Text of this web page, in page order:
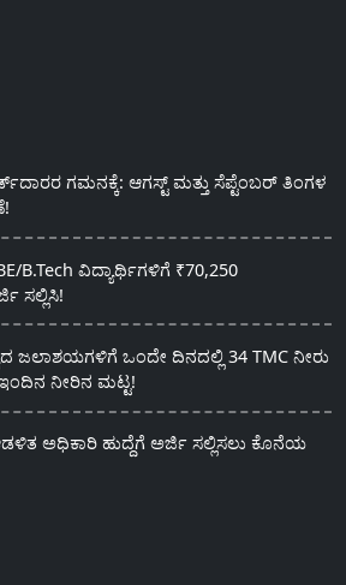
ಗಮನಕ್ಕೆ: ಆಗಸ್ಟ್ ಮತ್ತು ಸೆಪ್ಟೆಂಬರ್ ತಿಂಗಳ
B.Tech ವಿದ್ಯಾರ್ಥಿಗಳಿಗೆ ₹70,250
ಸಲ್ಲಿಸಿ!
ಜಲಾಶಯಗಳಿಗೆ ಒಂದೇ ದಿನದಲ್ಲಿ 34 TMC ನೀರು
ಇಂದಿನ ನೀರಿನ ಮಟ್ಟ!
ಅಧಿಕಾರಿ ಹುದ್ದೆಗೆ ಅರ್ಜಿ ಸಲ್ಲಿಸಲು ಕೊನೆಯ